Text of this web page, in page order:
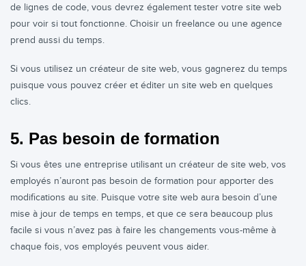
de lignes de code, vous devrez également tester votre site web
pour voir si tout fonctionne. Choisir un freelance ou une agence
prend aussi du temps.
Si vous utilisez un créateur de site web, vous gagnerez du temps
puisque vous pouvez créer et éditer un site web en quelques
clics.
5. Pas besoin de formation
Si vous êtes une entreprise utilisant un créateur de site web, vos
employés n’auront pas besoin de formation pour apporter des
modifications au site. Puisque votre site web aura besoin d’une
mise à jour de temps en temps, et que ce sera beaucoup plus
facile si vous n’avez pas à faire les changements vous-même à
chaque fois, vos employés peuvent vous aider.